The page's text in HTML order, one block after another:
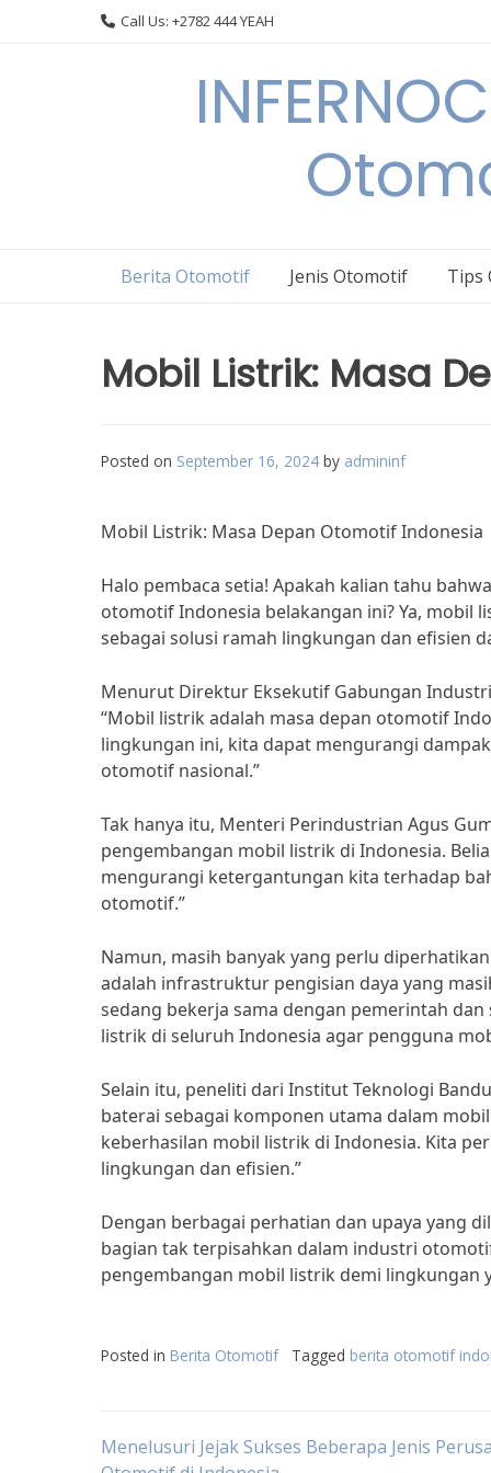
Call Us: +2782 444 YEAH
Berita Otomotif Jenis Otomotif Tips
Mobil Listrik: Masa
Posted on September 16, 2024 by admininf
Mobil Listrik: Masa Depan Otomotif Indonesia
Halo pembaca setia! Apakah kalian tahu
otomotif Indonesia belakangan ini? Ya, mobil
sebagai solusi ramah lingkungan dan efisien
Menurut Direktur Eksekutif Gabungan
“Mobil listrik adalah masa depan otomotif
lingkungan ini, kita dapat mengurangi
otomotif nasional.”
Tak hanya itu, Menteri Perindustrian Agus
pengembangan mobil listrik di Indonesia.
mengurangi ketergantungan kita terhadap
otomotif.”
Namun, masih banyak yang perlu
adalah infrastruktur pengisian daya yang
sedang bekerja sama dengan pemerintah
listrik di seluruh Indonesia agar pengguna
Selain itu, peneliti dari Institut Teknologi
baterai sebagai komponen utama dalam
keberhasilan mobil listrik di Indonesia. Kita
lingkungan dan efisien.”
Dengan berbagai perhatian dan upaya yang
bagian tak terpisahkan dalam industri
pengembangan mobil listrik demi lingkungan
Posted in Berita Otomotif Tagged berita otomotif
Post
Menelusuri Jejak Sukses Beberapa Jenis